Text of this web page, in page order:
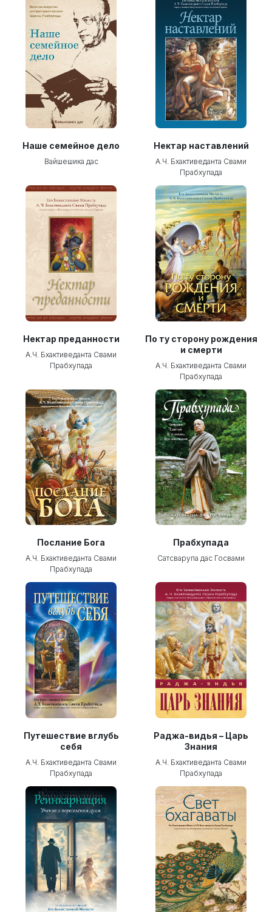
Наше семейное дело
Вайшешика дас
Нектар наставлений
А.Ч. Бхактиведанта Свами
Прабхупада
Нектар преданности
А.Ч. Бхактиведанта Свами
Прабхупада
По ту сторону рождения
и смерти
А.Ч. Бхактиведанта Свами
Прабхупада
Послание Бога
А.Ч. Бхактиведанта Свами
Прабхупада
Прабхупада
Сатсварупа дас Госвами
Путешествие вглубь
себя
А.Ч. Бхактиведанта Свами
Прабхупада
Раджа-видья – Царь
Знания
А.Ч. Бхактиведанта Свами
Прабхупада